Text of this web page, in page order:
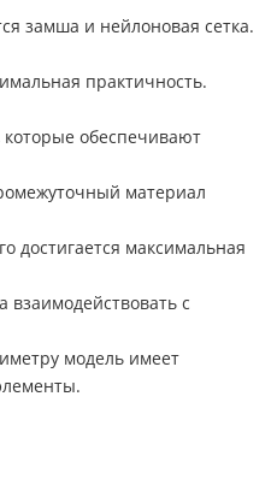
замша и нейлоновая сетка.
практичность.
которые обеспечивают
материал
достигается максимальная
взаимодействовать с
модель имеет